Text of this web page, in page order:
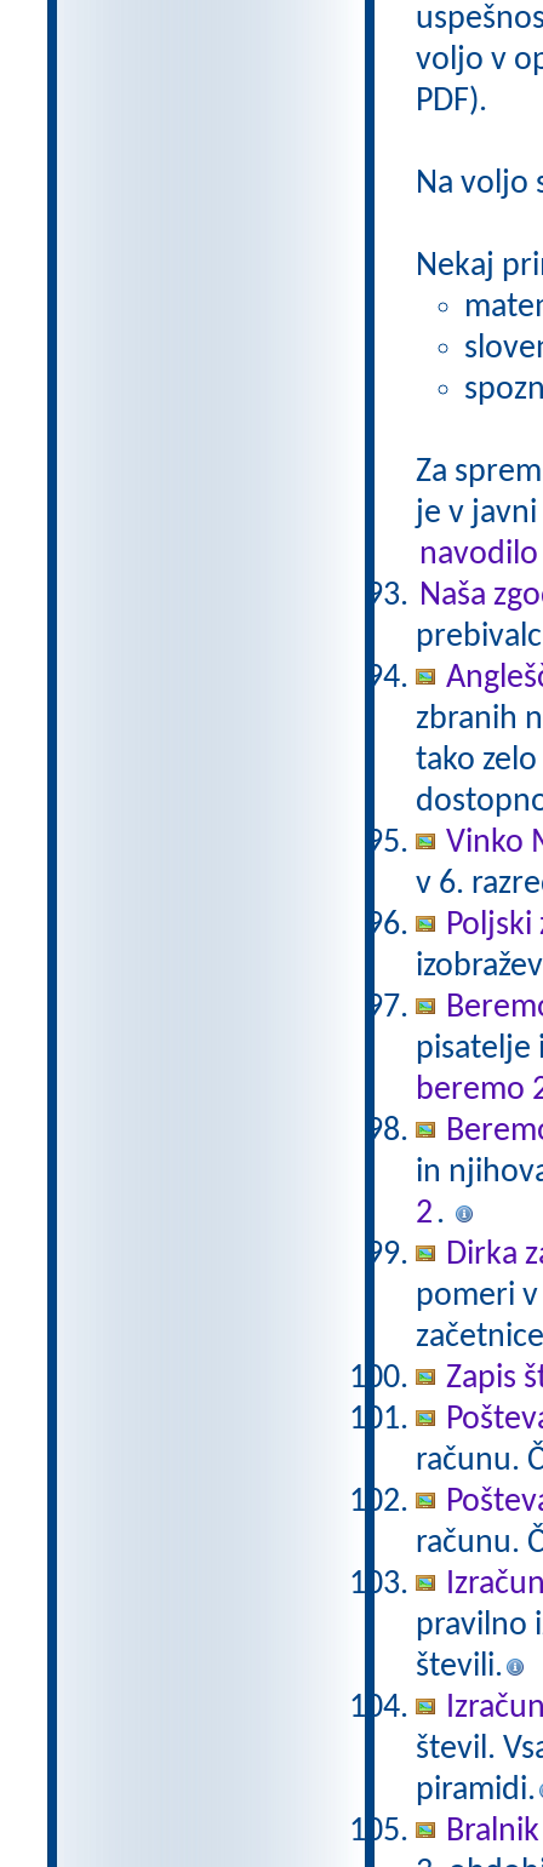
voljo v
PDF).
Na voljo
Nekaj
Za
je v
navodilo
Naša
zbranih
tako
Vinko
v 6.
Poljski
pisatelje
beremo
in
2.
Dirka
pomeri
Zapis
računu.
računu.
pravilno
števili.
števil.
piramidi.